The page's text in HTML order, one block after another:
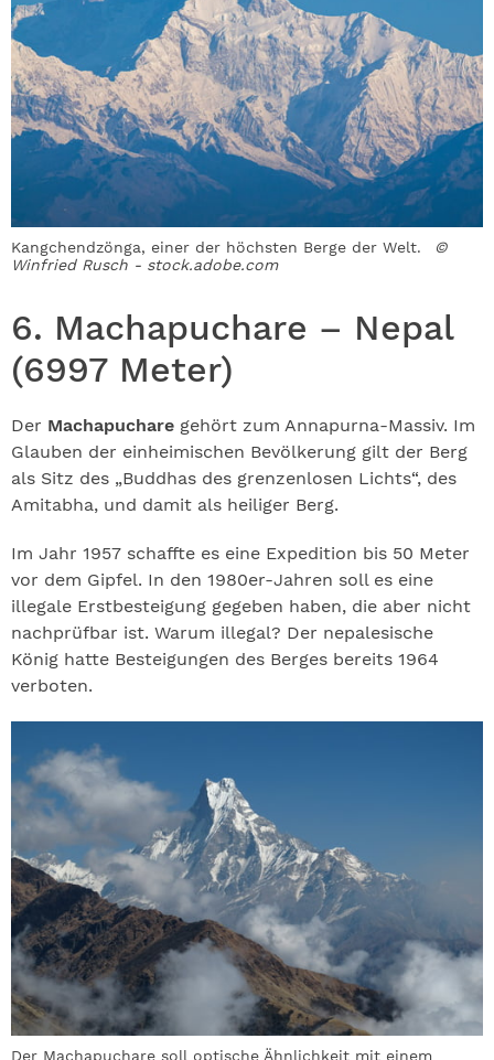
Kangchendzönga, einer der höchsten Berge der Welt.
©
Winfried Rusch - stock.adobe.com
6. Machapuchare – Nepal
(6997 Meter)
Der Machapuchare gehört zum Annapurna-Massiv. Im
Glauben der einheimischen Bevölkerung gilt der Berg
als Sitz des „Buddhas des grenzenlosen Lichts“, des
Amitabha, und damit als heiliger Berg.
Im Jahr 1957 schaffte es eine Expedition bis 50 Meter
vor dem Gipfel. In den 1980er-Jahren soll es eine
illegale Erstbesteigung gegeben haben, die aber nicht
nachprüfbar ist. Warum illegal? Der nepalesische
König hatte Besteigungen des Berges bereits 1964
verboten.
Der Machapuchare soll optische Ähnlichkeit mit einem